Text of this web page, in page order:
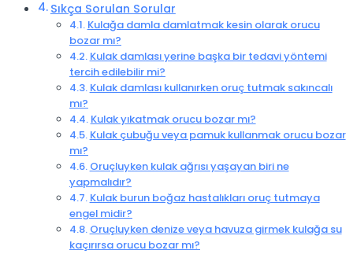
Sıkça Sorulan Sorular
Kulağa damla damlatmak kesin olarak orucu
bozar mı?
Kulak damlası yerine başka bir tedavi yöntemi
tercih edilebilir mi?
Kulak damlası kullanırken oruç tutmak sakıncalı
mı?
Kulak yıkatmak orucu bozar mı?
Kulak çubuğu veya pamuk kullanmak orucu bozar
mı?
Oruçluyken kulak ağrısı yaşayan biri ne
yapmalıdır?
Kulak burun boğaz hastalıkları oruç tutmaya
engel midir?
Oruçluyken denize veya havuza girmek kulağa su
kaçırırsa orucu bozar mı?